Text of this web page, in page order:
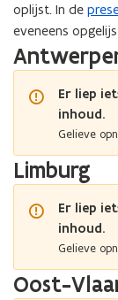
oplijst. In de (
P
D
F
b
e
s
t
a
n
d
o
p
e
eveneens
Er liep
inhoud.
Gelieve
Limburg
Er liep
inhoud.
Gelieve
Oost-